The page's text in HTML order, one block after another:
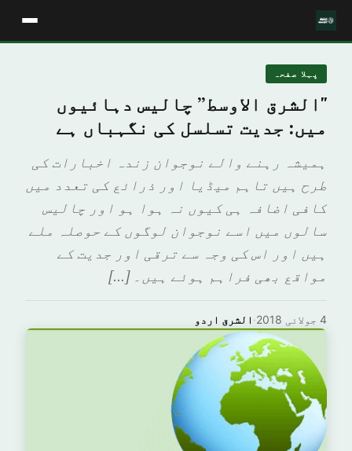
پہلا صفحہ
"الشرق الاوسط” چالیس دہائیوں
میں: جدیت تسلسل کی نگہباں ہے
ہمیشہ رہنے والے نوجوان زندہ اخبارات کی
طرح ہیں تاہم میڈیا اور ذرائع کی تعدد میں
کافی اضافہ ہی کیوں نہ ہوا ہو اور چالیس
سالوں میں اسے نوجوان لوگوں کے حوصلہ ملے
ہیں اور اس کی وجہ سے ترقی اور جدیت کے
مواقع بھی فراہم ہوئے ہیں۔ […]
الشرق اردو · 4 جولائی 2018